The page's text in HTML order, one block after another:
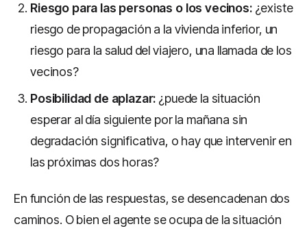
Riesgo para las personas o los vecinos:¿existe
riesgo de propagación a la vivienda inferior, un
riesgo para la salud del viajero, una llamada de los
vecinos?
Posibilidad de aplazar: ¿puede la situación
esperar al día siguiente por la mañana sin
degradación significativa, o hay que intervenir en
las próximas dos horas?
En función de las respuestas, se desencadenan dos
caminos. O bien el agente se ocupa de la situación